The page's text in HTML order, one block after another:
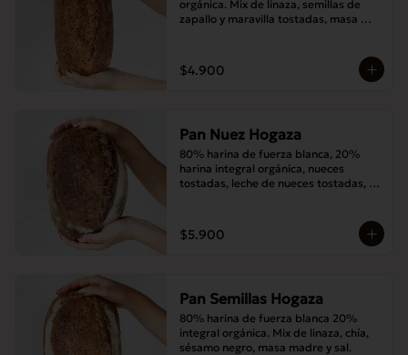
orgánica. Mix de linaza, semillas de
zapallo y maravilla tostadas, masa
$4.900
Pan Nuez Hogaza
80% harina de fuerza blanca, 20%
harina integral orgánica, nueces
tostadas, leche de nueces tostadas,
$5.900
Pan Semillas Hogaza
80% harina de fuerza blanca 20%
integral orgánica. Mix de linaza, chía,
sésamo negro, masa madre y sal.